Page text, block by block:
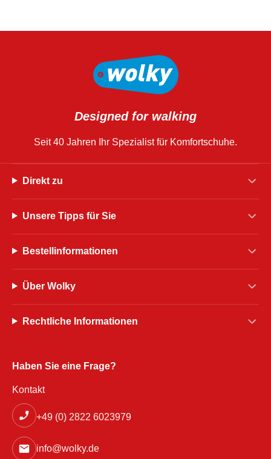
Designed for walking
Seit 40 Jahren Ihr Spezialist für Komfortschuhe.
Direkt zu
Unsere Tipps für Sie
Bestellinformationen
Über Wolky
Rechtliche Informationen
Haben Sie eine Frage?
Kontakt
+49 (0) 2822 6023979
info@wolky.de